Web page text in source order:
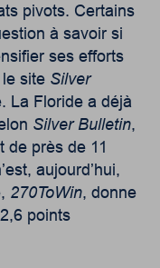
pivots. Certains
à savoir si
ses efforts
site Silver
La Floride a déjà
Silver Bulletin,
de près de 11
aujourd’hui,
270ToWin, donne
points